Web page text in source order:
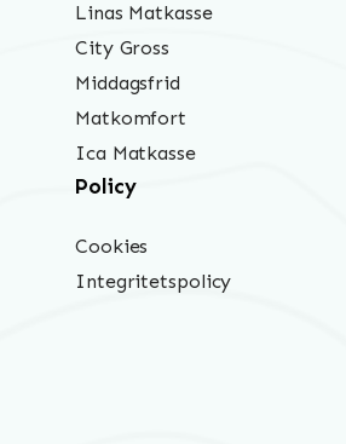
Linas Matkasse
City Gross
Middagsfrid
Matkomfort
Ica Matkasse
Policy
Cookies
Integritetspolicy